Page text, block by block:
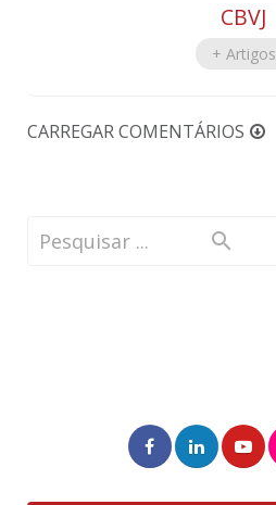
CBVJ
+ Artigos
CARREGAR COMENTÁRIOS